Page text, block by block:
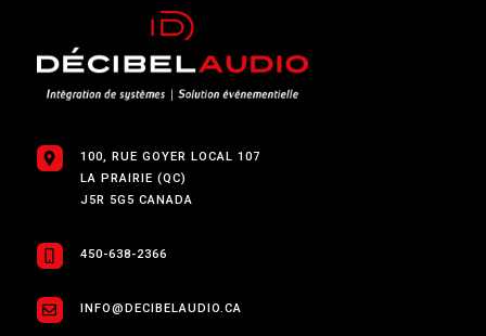
100, RUE GOYER LOCAL 107
LA PRAIRIE (QC)
J5R 5G5 CANADA
450-638-2366
INFO@DECIBELAUDIO.CA